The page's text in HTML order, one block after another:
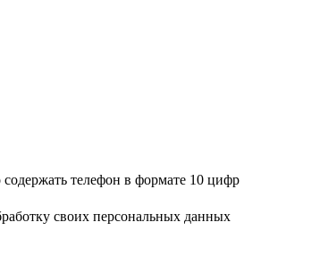
телефон в формате 10 цифр
своих персональных данных